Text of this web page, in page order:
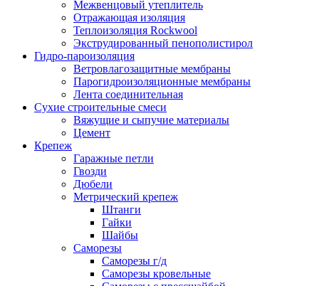
Межвенцовый утеплитель
Отражающая изоляция
Теплоизоляция Rockwool
Экструдированный пенополистирол
Гидро-пароизоляция
Ветровлагозащитные мембраны
Парогидроизоляционные мембраны
Лента соединительная
Сухие строительные смеси
Вяжущие и сыпучие материалы
Цемент
Крепеж
Гаражные петли
Гвозди
Дюбели
Метрический крепеж
Штанги
Гайки
Шайбы
Саморезы
Саморезы г/д
Саморезы кровельные